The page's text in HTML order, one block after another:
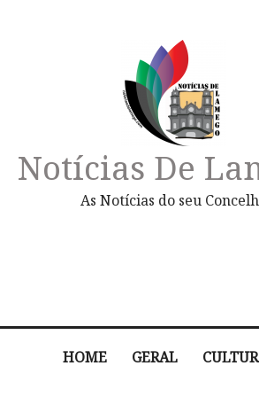
Notícias De
As Notícias do seu
HOME GERAL